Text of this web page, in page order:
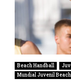
Beach Handball
Mundial Juvenil